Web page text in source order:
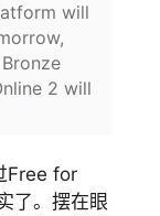
will
2 will
Free for
了。摆在眼